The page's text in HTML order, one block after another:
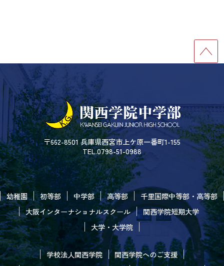
〒662-8501 兵庫県西宮市上ケ原一番町1-155
TEL.0798-51-0988
幼稚園 初等部 中学部 高等部
千里国際中等部・高等部
大阪インターナショナルスクール
関西学院短期大学
大学・大学院
学校法人関西学院
関西学院へのご支援